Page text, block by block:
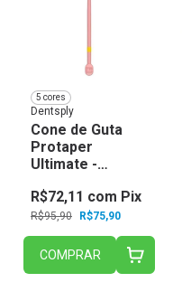
5 cores
Dentsply
Cone de Guta
Protaper
Ultimate -
R$95,90 R$75,90
R$72,11 com Pix
COMPRAR